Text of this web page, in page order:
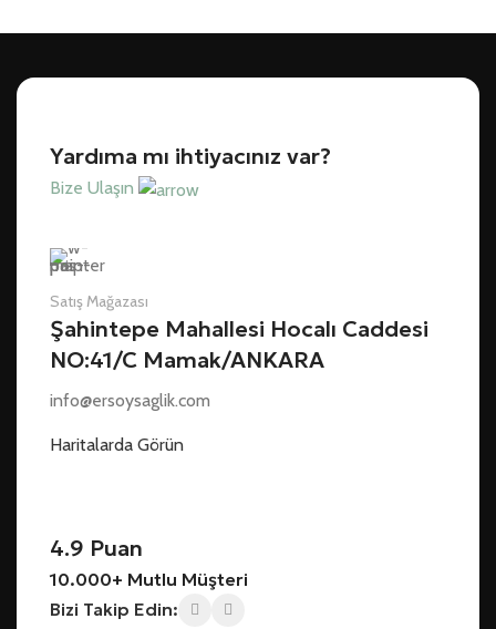
Yardıma mı ihtiyacınız var?
Bize Ulaşın
Satış Mağazası
Şahintepe Mahallesi Hocalı Caddesi
NO:41/C Mamak/ANKARA
info@ersoysaglik.com
Haritalarda Görün
4.9 Puan
10.000+ Mutlu Müşteri
Bizi Takip Edin: